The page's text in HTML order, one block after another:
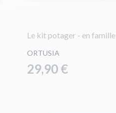
Le kit potager - en famille
ORTUSIA
29,90 €